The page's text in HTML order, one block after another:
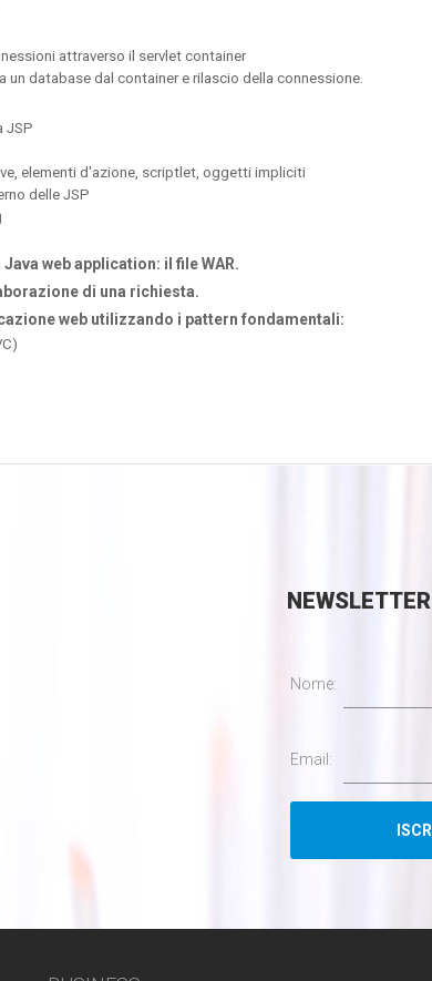
attraverso il servlet container
un database dal container e rilascio della connessione.
JSP
elementi d'azione, scriptlet, oggetti impliciti
delle JSP
web application: il file WAR.
di una richiesta.
web utilizzando i pattern fondamentali:
NEWSLETTER
Nome:
Email: